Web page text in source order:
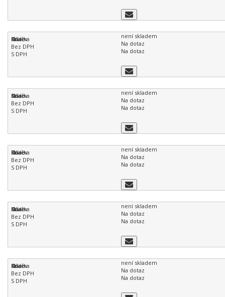
není skladem
Na dotaz
Na dotaz
není skladem
Na dotaz
Na dotaz
není skladem
Na dotaz
Na dotaz
není skladem
Na dotaz
Na dotaz
není skladem
Na dotaz
Na dotaz